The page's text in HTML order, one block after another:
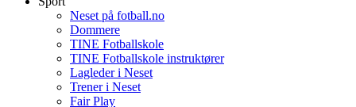
Neset på fotball.no
Dommere
TINE Fotballskole
TINE Fotballskole instruktører
Lagleder i Neset
Trener i Neset
Fair Play